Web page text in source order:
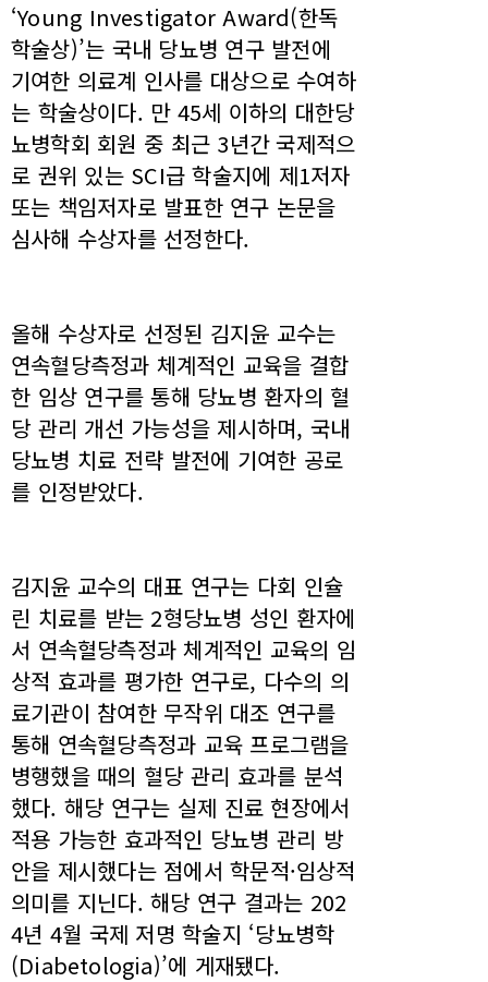
‘Young Investigator Award(한독
학술상)’는 국내 당뇨병 연구 발전에
기여한 의료계 인사를 대상으로 수여하
는 학술상이다. 만 45세 이하의 대한당
뇨병학회 회원 중 최근 3년간 국제적으
로 권위 있는 SCI급 학술지에 제1저자
또는 책임저자로 발표한 연구 논문을
심사해 수상자를 선정한다.
올해 수상자로 선정된 김지윤 교수는
연속혈당측정과 체계적인 교육을 결합
한 임상 연구를 통해 당뇨병 환자의 혈
당 관리 개선 가능성을 제시하며, 국내
당뇨병 치료 전략 발전에 기여한 공로
를 인정받았다.
김지윤 교수의 대표 연구는 다회 인슐
린 치료를 받는 2형당뇨병 성인 환자에
서 연속혈당측정과 체계적인 교육의 임
상적 효과를 평가한 연구로, 다수의 의
료기관이 참여한 무작위 대조 연구를
통해 연속혈당측정과 교육 프로그램을
병행했을 때의 혈당 관리 효과를 분석
했다. 해당 연구는 실제 진료 현장에서
적용 가능한 효과적인 당뇨병 관리 방
안을 제시했다는 점에서 학문적·임상적
의미를 지닌다. 해당 연구 결과는 202
4년 4월 국제 저명 학술지 ‘당뇨병학
(Diabetologia)’에 게재됐다.